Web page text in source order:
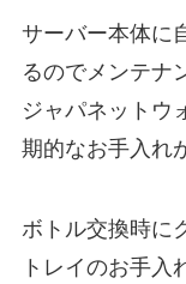
サーバー本体に
るのでメンテナ
ジャパネットウ
期的なお手入れ
ボトル交換時に
トレイのお手入